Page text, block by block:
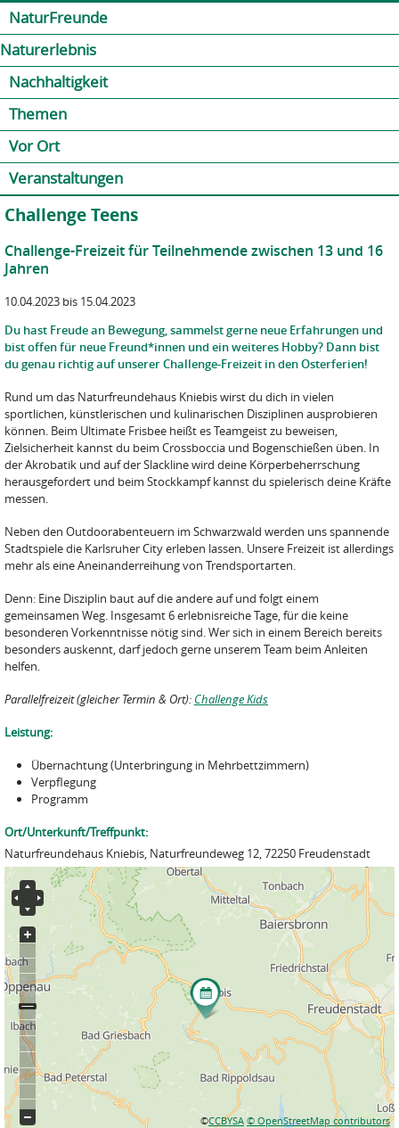
NaturFreunde
Naturerlebnis
Nachhaltigkeit
Themen
Vor Ort
Veranstaltungen
Challenge Teens
Challenge-Freizeit für Teilnehmende zwischen 13 und 16
Jahren
10.04.2023 bis 15.04.2023
Du hast Freude an Bewegung, sammelst gerne neue Erfahrungen und
bist offen für neue Freund*innen und ein weiteres Hobby? Dann bist
du genau richtig auf unserer Challenge-Freizeit in den Osterferien!
Rund um das Naturfreundehaus Kniebis wirst du dich in vielen
sportlichen, künstlerischen und kulinarischen Disziplinen ausprobieren
können. Beim Ultimate Frisbee heißt es Teamgeist zu beweisen,
Zielsicherheit kannst du beim Crossboccia und Bogenschießen üben. In
der Akrobatik und auf der Slackline wird deine Körperbeherrschung
herausgefordert und beim Stockkampf kannst du spielerisch deine Kräfte
messen.
Neben den Outdoorabenteuern im Schwarzwald werden uns spannende
Stadtspiele die Karlsruher City erleben lassen. Unsere Freizeit ist allerdings
mehr als eine Aneinanderreihung von Trendsportarten.
Denn: Eine Disziplin baut auf die andere auf und folgt einem
gemeinsamen Weg. Insgesamt 6 erlebnisreiche Tage, für die keine
besonderen Vorkenntnisse nötig sind. Wer sich in einem Bereich bereits
besonders auskennt, darf jedoch gerne unserem Team beim Anleiten
helfen.
Parallelfreizeit (gleicher Termin & Ort): Challenge Kids
Leistung:
Übernachtung (Unterbringung in Mehrbettzimmern)
Verpflegung
Programm
Ort/Unterkunft/Treffpunkt:
Naturfreundehaus Kniebis, Naturfreundeweg 12, 72250 Freudenstadt
©CCBYSA © OpenStreetMap contributors